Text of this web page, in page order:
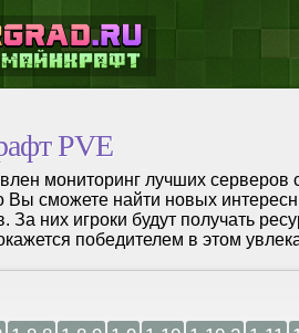
PVE
мониторинг лучших
Вы сможете найти новых
За них игроки будут получать
победителем в этом